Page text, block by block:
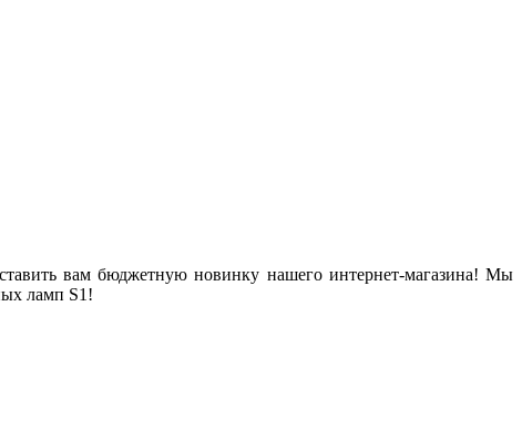
вам бюджетную новинку нашего интернет-магазина! Мы
ламп S1!